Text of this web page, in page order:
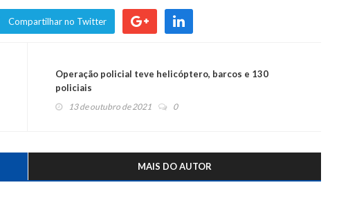
Compartilhar no Twitter
Operação policial teve helicóptero, barcos e 130
policiais
13 de outubro de 2021 0
MAIS DO AUTOR